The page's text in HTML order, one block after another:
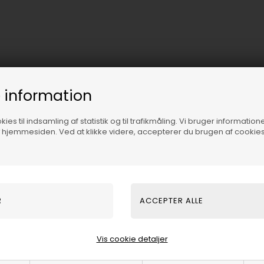
information
til indsamling af statistik og til trafikmåling. Vi bruger
Ved at klikke videre, accepterer du brugen af
Vis cookie detaljer
tre mindre sten over